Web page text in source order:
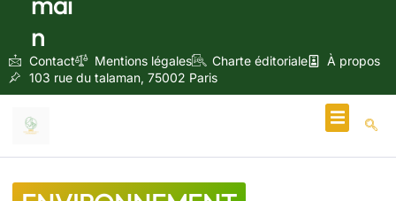
n
Contact Mentions légales Charte éditoriale
À propos
103 rue du talaman, 75002 Paris